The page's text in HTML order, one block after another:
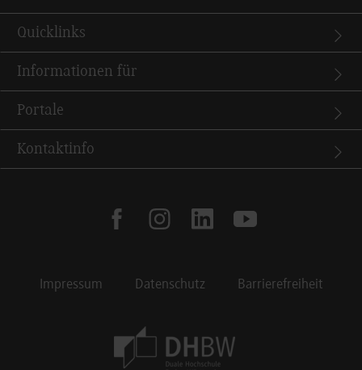
Quicklinks
Informationen für
Portale
Kontaktinfo
facebookinstagramlinkedinyoutube
Impressum Datenschutz Barrierefreiheit